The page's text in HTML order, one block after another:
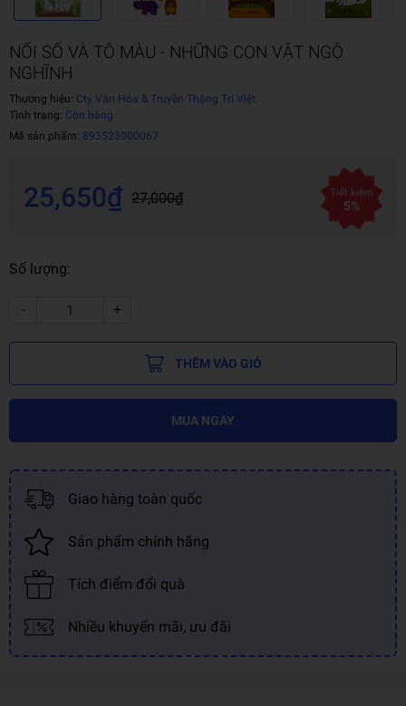
NỐI SỐ VÀ TÔ MÀU - NHỮNG CON VẬT NGỘ
NGHĨNH
Thương hiệu: Cty Văn Hóa & Truyền Thông Trí Việt.
Tình trạng: Còn hàng
Mã sản phẩm: 893523000067
25,650₫ 27,000₫ Tiết kiệm
5%
Số lượng:
- +
THÊM VÀO GIỎ
MUA NGAY
Giao hàng toàn quốc
Sản phẩm chính hãng
Tích điểm đổi quà
Nhiều khuyến mãi, ưu đãi